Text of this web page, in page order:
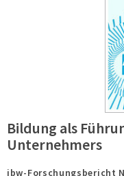
Bildung als
Unternehmers
ibw-Forschungsbericht